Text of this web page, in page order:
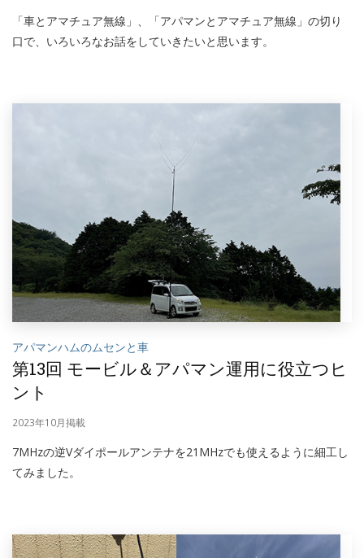
「車とアマチュア無線」、「アパマンとアマチュア無線」の切り
口で、いろいろなお話をしていきたいと思います。
アパマンハムのムセンと車
第13回 モービル＆アパマン運用に役立つヒ
ント
2023年10月掲載
7MHzの逆Vダイポールアンテナを21MHzでも使えるように細工し
てみました。